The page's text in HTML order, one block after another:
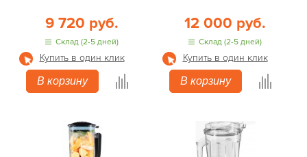
9 720 руб.
Склад (2-5 дней)
Купить в один клик
В корзину
12 000 руб.
Склад (2-5 дней)
Купить в один клик
В корзину